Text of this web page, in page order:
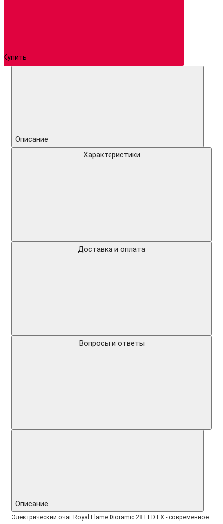
Купить
Описание
Характеристики
Доставка и оплата
Вопросы и ответы
Описание
Электрический очаг Royal Flame Dioramic 28 LED FX - современное